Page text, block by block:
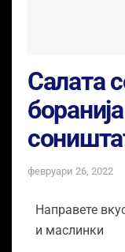
Салата
февруари 26, 2022
Направете
и маслинки